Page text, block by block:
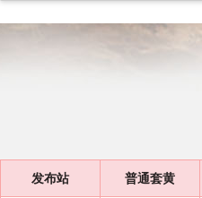
发布站 普通套黄